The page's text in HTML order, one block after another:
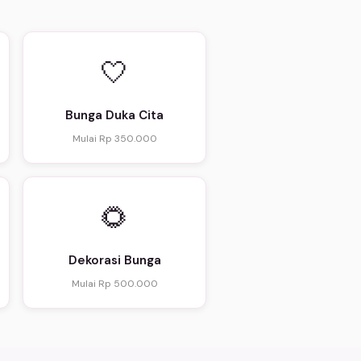
🤍
Bunga Duka Cita
Mulai Rp 350.000
🌻
Dekorasi Bunga
Mulai Rp 500.000